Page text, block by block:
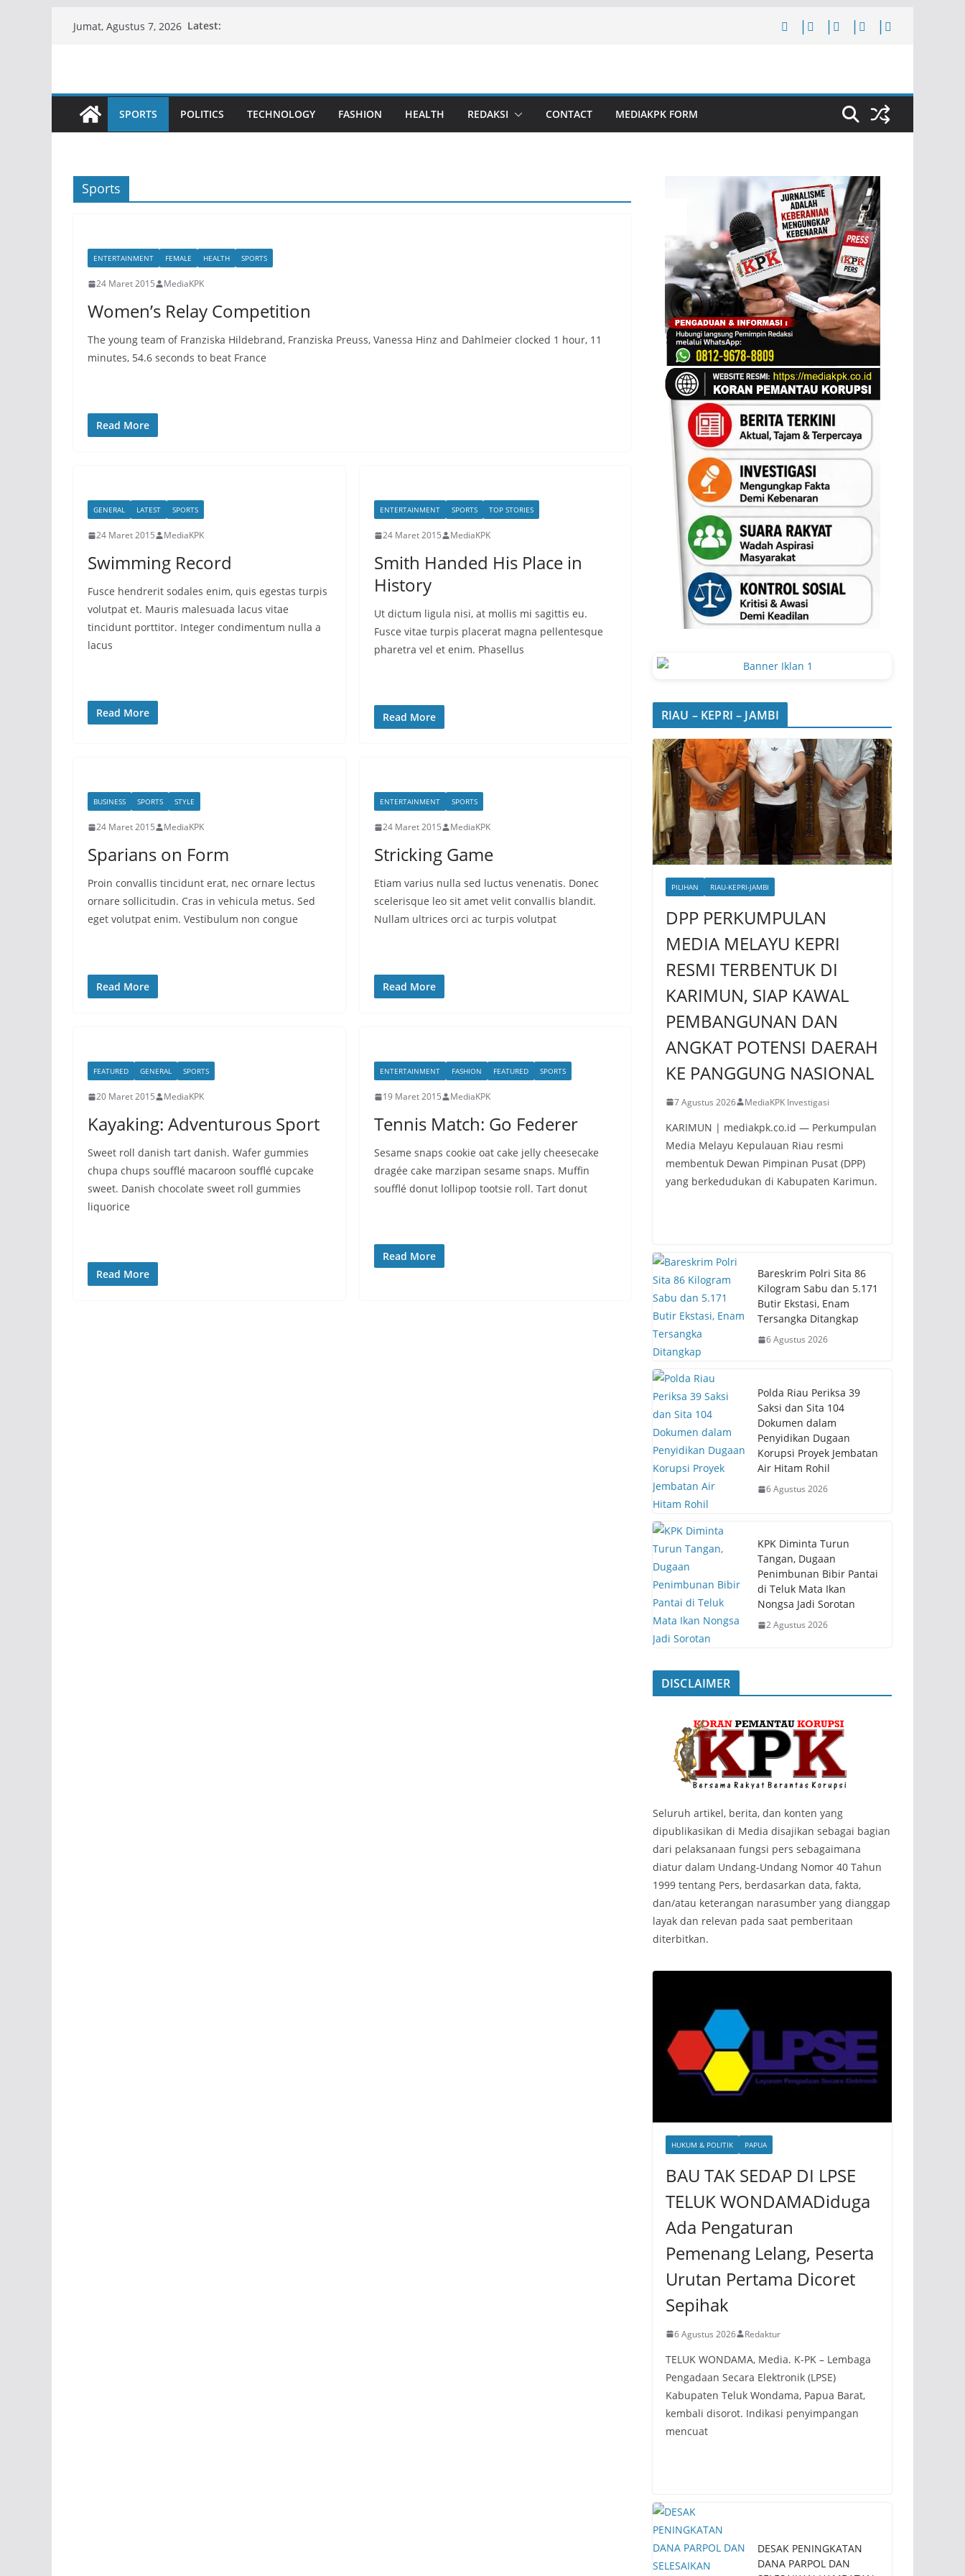
Jumat, Agustus 7, 2026 Latest:
SPORTS POLITICS TECHNOLOGY FASHION HEALTH REDAKSI CONTACT MEDIAKPK FORM
Sports
ENTERTAINMENT FEMALE HEALTH SPORTS
24 Maret 2015 MediaKPK
Women’s Relay Competition
The young team of Franziska Hildebrand, Franziska Preuss, Vanessa Hinz and Dahlmeier clocked 1 hour, 11
minutes, 54.6 seconds to beat France
Read More
GENERAL LATEST SPORTS
24 Maret 2015 MediaKPK
Swimming Record
Fusce hendrerit sodales enim, quis egestas turpis
volutpat et. Mauris malesuada lacus vitae
tincidunt porttitor. Integer condimentum nulla a
lacus
Read More
ENTERTAINMENT SPORTS TOP STORIES
24 Maret 2015 MediaKPK
Smith Handed His Place in
History
Ut dictum ligula nisi, at mollis mi sagittis eu.
Fusce vitae turpis placerat magna pellentesque
pharetra vel et enim. Phasellus
Read More
BUSINESS SPORTS STYLE
24 Maret 2015 MediaKPK
Sparians on Form
Proin convallis tincidunt erat, nec ornare lectus
ornare sollicitudin. Cras in vehicula metus. Sed
eget volutpat enim. Vestibulum non congue
Read More
ENTERTAINMENT SPORTS
24 Maret 2015 MediaKPK
Stricking Game
Etiam varius nulla sed luctus venenatis. Donec
scelerisque leo sit amet velit convallis blandit.
Nullam ultrices orci ac turpis volutpat
Read More
FEATURED GENERAL SPORTS
20 Maret 2015 MediaKPK
Kayaking: Adventurous Sport
Sweet roll danish tart danish. Wafer gummies
chupa chups soufflé macaroon soufflé cupcake
sweet. Danish chocolate sweet roll gummies
liquorice
Read More
ENTERTAINMENT FASHION FEATURED SPORTS
19 Maret 2015 MediaKPK
Tennis Match: Go Federer
Sesame snaps cookie oat cake jelly cheesecake
dragée cake marzipan sesame snaps. Muffin
soufflé donut lollipop tootsie roll. Tart donut
Read More
RIAU – KEPRI – JAMBI
PILIHAN RIAU-KEPRI-JAMBI
DPP PERKUMPULAN
MEDIA MELAYU KEPRI
RESMI TERBENTUK DI
KARIMUN, SIAP KAWAL
PEMBANGUNAN DAN
ANGKAT POTENSI DAERAH
KE PANGGUNG NASIONAL
7 Agustus 2026 MediaKPK Investigasi
KARIMUN | mediakpk.co.id — Perkumpulan
Media Melayu Kepulauan Riau resmi
membentuk Dewan Pimpinan Pusat (DPP)
yang berkedudukan di Kabupaten Karimun.
Bareskrim Polri Sita 86
Kilogram Sabu dan 5.171
Butir Ekstasi, Enam
Tersangka Ditangkap
6 Agustus 2026
Polda Riau Periksa 39
Saksi dan Sita 104
Dokumen dalam
Penyidikan Dugaan
Korupsi Proyek Jembatan
Air Hitam Rohil
6 Agustus 2026
KPK Diminta Turun
Tangan, Dugaan
Penimbunan Bibir Pantai
di Teluk Mata Ikan
Nongsa Jadi Sorotan
2 Agustus 2026
DISCLAIMER
‎Seluruh artikel, berita, dan konten yang
dipublikasikan di Media disajikan sebagai bagian
dari pelaksanaan fungsi pers sebagaimana
diatur dalam Undang-Undang Nomor 40 Tahun
1999 tentang Pers, berdasarkan data, fakta,
dan/atau keterangan narasumber yang dianggap
layak dan relevan pada saat pemberitaan
diterbitkan.
HUKUM & POLITIK PAPUA
BAU TAK SEDAP DI LPSE
TELUK WONDAMADiduga
Ada Pengaturan
Pemenang Lelang, Peserta
Urutan Pertama Dicoret
Sepihak
6 Agustus 2026 Redaktur
TELUK WONDAMA, Media. K-PK – Lembaga
Pengadaan Secara Elektronik (LPSE)
Kabupaten Teluk Wondama, Papua Barat,
kembali disorot. Indikasi penyimpangan
mencuat
DESAK PENINGKATAN
DANA PARPOL DAN